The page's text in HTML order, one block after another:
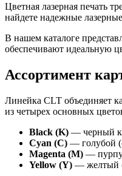
Цветная лазерная печать
найдете надежные
В нашем каталоге
обеспечивают идеальную
Ассортимент
Линейка CLT объединяет
из четырех основных
Black (K) — черный
Cyan (C) — голубой
Magenta (M) —
Yellow (Y) — желтый